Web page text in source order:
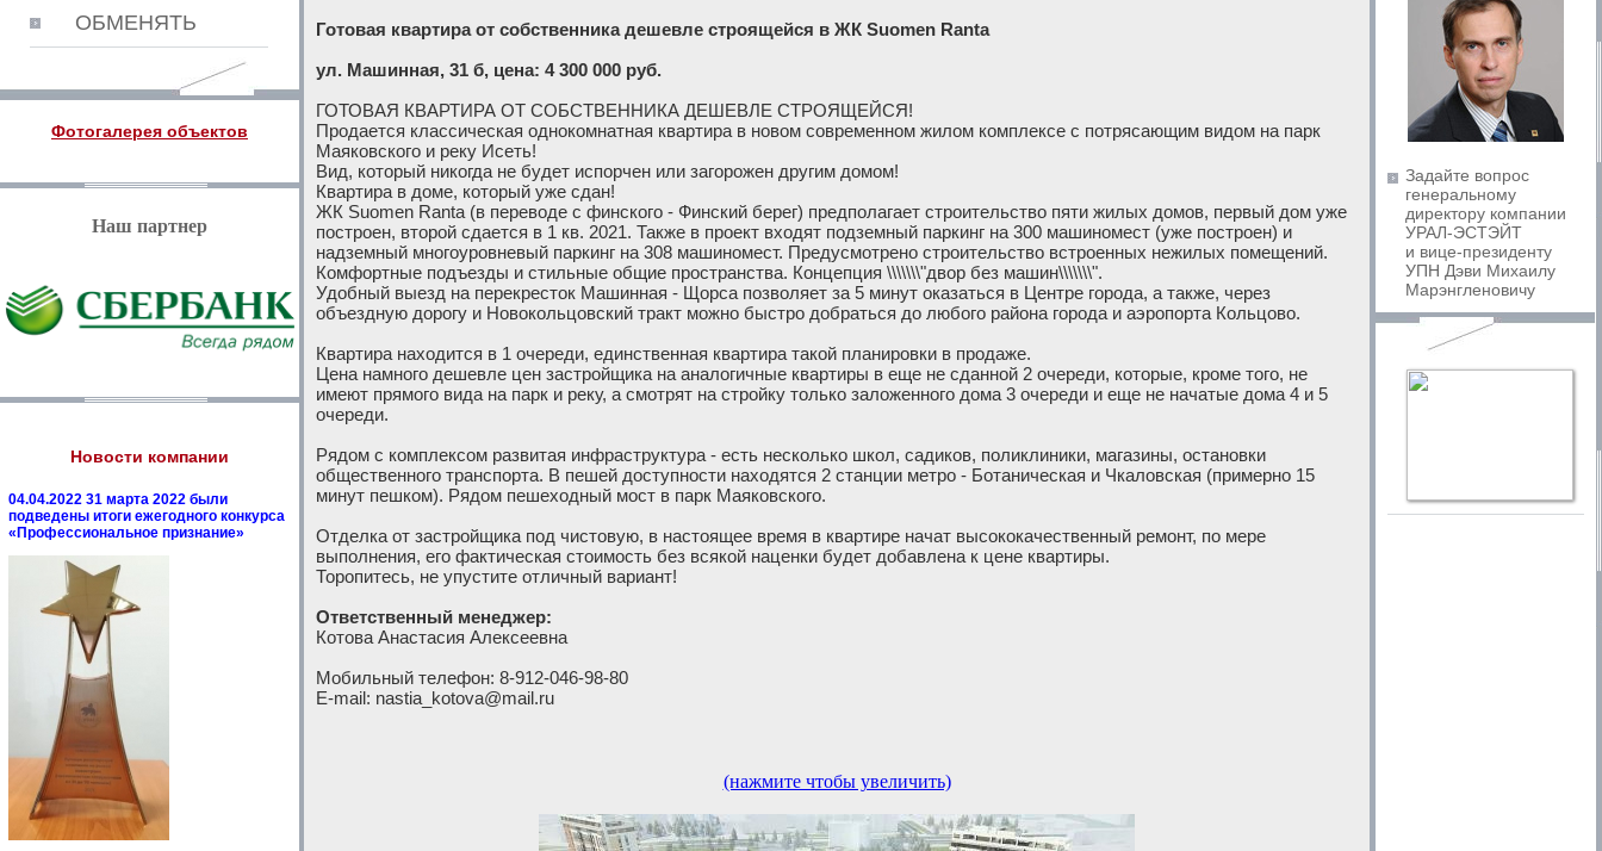
ОБМЕНЯТЬ
Фотогалерея объектов
Наш партнер
Новости компании
04.04.2022 31 марта 2022 были
подведены итоги ежегодного конкурса
«Профессиональное признание»
Готовая квартира от собственника дешевле строящейся в ЖК Suomen Ranta
ул. Машинная, 31 б, цена: 4 300 000 руб.
ГОТОВАЯ КВАРТИРА ОТ СОБСТВЕННИКА ДЕШЕВЛЕ СТРОЯЩЕЙСЯ!
Продается классическая однокомнатная квартира в новом современном жилом комплексе с потрясающим видом на парк
Маяковского и реку Исеть!
Вид, который никогда не будет испорчен или загорожен другим домом!
Квартира в доме, который уже сдан!
ЖК Suomen Ranta (в переводе с финского - Финский берег) предполагает строительство пяти жилых домов, первый дом уже
построен, второй сдается в 1 кв. 2021. Также в проект входят подземный паркинг на 300 машиномест (уже построен) и
надземный многоуровневый паркинг на 308 машиномест. Предусмотрено строительство встроенных нежилых помещений.
Комфортные подъезды и стильные общие пространства. Концепция \\\\\\\"двор без машин\\\\\\\".
Удобный выезд на перекресток Машинная - Щорса позволяет за 5 минут оказаться в Центре города, а также, через
объездную дорогу и Новокольцовский тракт можно быстро добраться до любого района города и аэропорта Кольцово.
Квартира находится в 1 очереди, единственная квартира такой планировки в продаже.
Цена намного дешевле цен застройщика на аналогичные квартиры в еще не сданной 2 очереди, которые, кроме того, не
имеют прямого вида на парк и реку, а смотрят на стройку только заложенного дома 3 очереди и еще не начатые дома 4 и 5
очереди.
Рядом с комплексом развитая инфраструктура - есть несколько школ, садиков, поликлиники, магазины, остановки
общественного транспорта. В пешей доступности находятся 2 станции метро - Ботаническая и Чкаловская (примерно 15
минут пешком). Рядом пешеходный мост в парк Маяковского.
Отделка от застройщика под чистовую, в настоящее время в квартире начат высококачественный ремонт, по мере
выполнения, его фактическая стоимость без всякой наценки будет добавлена к цене квартиры.
Торопитесь, не упустите отличный вариант!
Ответственный менеджер:
Котова Анастасия Алексеевна
Мобильный телефон: 8-912-046-98-80
E-mail: nastia_kotova@mail.ru
(нажмите чтобы увеличить)
Задайте вопрос
генеральному
директору компании
УРАЛ-ЭСТЭЙТ
и вице-президенту
УПН Дэви Михаилу
Марэнгленовичу